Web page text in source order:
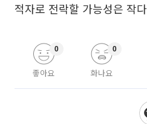
적자로 전락할 가능성은 작
좋아요
0
화나요
0